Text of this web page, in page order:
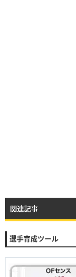
関連記事
選手育成ツール